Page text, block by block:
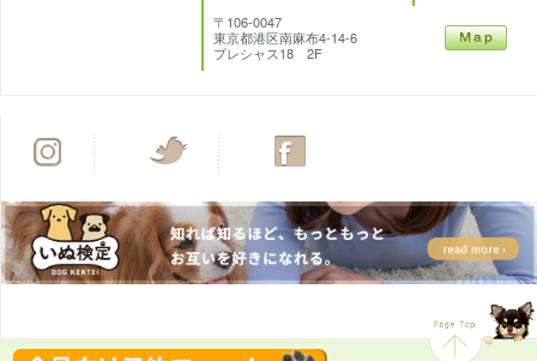
〒106-0047
東京都港区南麻布4-14-6
プレシャス18 2F